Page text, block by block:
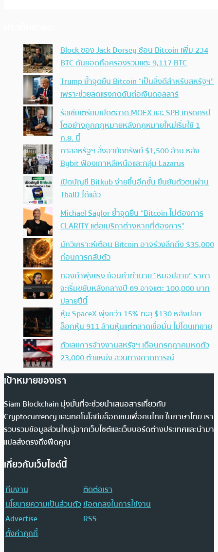
Block ของ Jack Dorsey ช้อน Bitcoin เพิ่ม 234
BTC ดันยอดถือครองรวมแตะ 9,117 BTC
Trump ย้ำจุดยืน Bitcoin “เป็นสิ่งดีสำหรับสหรัฐฯ”
เพราะช่วยลดแรงกดดันต่อเงินดอลลาร์
รัสเซียเตรียมเปิดตลาด MOEX และ SPB เทรดคริป
โตอย่างถูกกฎหมายหลังกฎหมายใหม่เริ่มใช้ 1
ก.ย. นี้
ศาลสหรัฐฯ สั่งอายัดทรัพย์ $1,500 ล้าน หลัง
Bybit ฟ้องเกาหลีเหนือและกลุ่ม Lazarus
เปิดบัญชี Bitkub ง่ายขึ้นอีกขั้น ยืนยันตัวตนผ่าน
ThaID ได้แล้ว
Michael Saylor ย้ำจุดยืน “Bitcoin ไม่ต้องการ
CLARITY แต่อเมริกาต่างหากที่ต้องการ”
นักวิเคราะห์เตือน Bitcoin อาจร่วงลึกถึง $35,000
ก่อนการกลับตัว
ทองคำพุ่งแรง ย้อนคำทำนาย “หมอปลาย” ราคา
จะเริ่มขยับหลังกลางปี 69 อาจแตะ 100,000 บาท
ปลายปีนี้
หุ้น SpaceX พุ่งกว่า 15% ทะลุ $130 หลังปลด
ล็อกหุ้น 911 ล้านหุ้นแต่ตลาดเชื่อมั่น ไม่โดนเทขาย
ตัวเลขการจ้างงานสหรัฐฯ เดือนกรกฎาคมหดตัว
23,000 ตำแหน่ง สวนทางคาดการณ์
เป้าหมายของเรา
Siam Blockchain มุ่งมั่นที่จะช่วยนำเสนอสารเกี่ยวกับ
Cryptocurrency และเทคโนโลยีบล็อกเชนเพื่อคนไทย ในภาษาไทย เรา
รวบรวมข้อมูลส่วนใหญ่จากเว็บไซต์และเว็บบอร์ดต่างประเทศและนำมา
แปลส่งตรงถึงฟีดคุณ
เกี่ยวกับเว็บไซต์นี้
ทีมงาน
ติดต่อเรา
นโยบายความเป็นส่วนตัวข้อตกลงในการใช้งาน
Advertise
RSS
ตั้งค่าคุกกี้